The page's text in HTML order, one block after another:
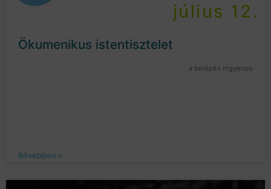
július 12.
Ökumenikus istentisztelet
a belépés ingyenes
Bővebben »